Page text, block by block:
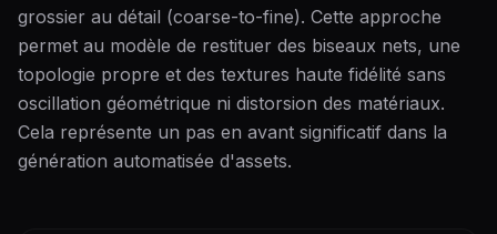
grossier au détail (coarse-to-fine). Cette approche
permet au modèle de restituer des biseaux nets, une
topologie propre et des textures haute fidélité sans
oscillation géométrique ni distorsion des matériaux.
Cela représente un pas en avant significatif dans la
génération automatisée d'assets.